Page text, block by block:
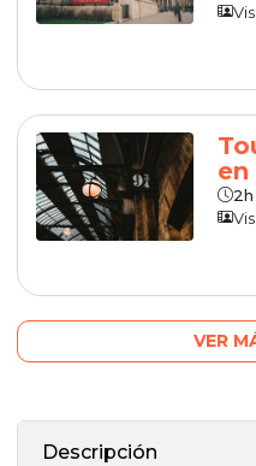
en
VER
Descripción